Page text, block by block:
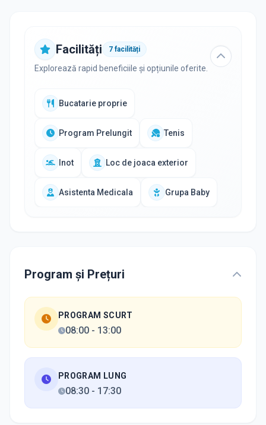
Facilități 7 facilități
Explorează rapid beneficiile și opțiunile oferite.
Bucatarie proprie
Program Prelungit Tenis
Inot Loc de joaca exterior
Asistenta Medicala Grupa Baby
Program și Prețuri
PROGRAM SCURT
08:00 - 13:00
PROGRAM LUNG
08:30 - 17:30